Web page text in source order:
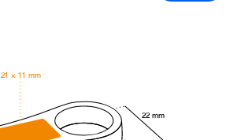
22 mm
21 × 11 mm